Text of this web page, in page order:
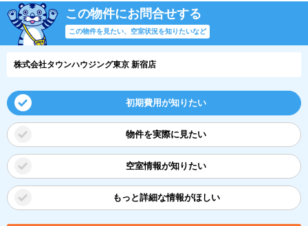
この物件にお問合せする
この物件を見たい、空室状況を知りたいなど
株式会社タウンハウジング東京 新宿店
初期費用が知りたい
物件を実際に見たい
空室情報が知りたい
もっと詳細な情報がほしい